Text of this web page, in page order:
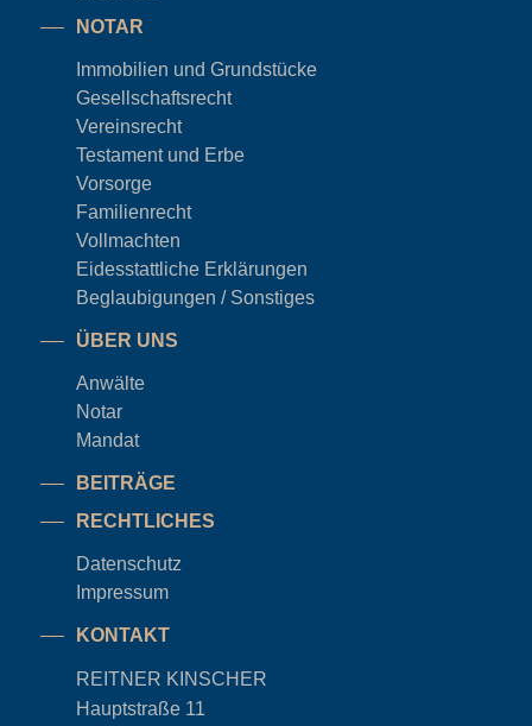
NOTAR
Immobilien und Grundstücke
Gesellschaftsrecht
Vereinsrecht
Testament und Erbe
Vorsorge
Familienrecht
Vollmachten
Eidesstattliche Erklärungen
Beglaubigungen / Sonstiges
ÜBER UNS
Anwälte
Notar
Mandat
BEITRÄGE
RECHTLICHES
Datenschutz
Impressum
KONTAKT
REITNER KINSCHER
Hauptstraße 11